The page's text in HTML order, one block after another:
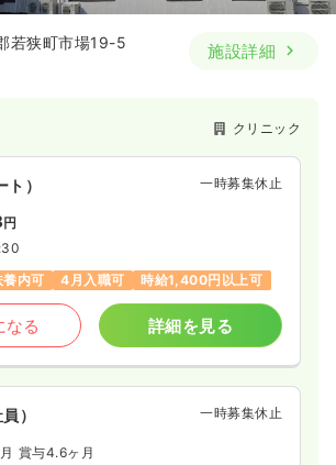
若狭町市場19-5
施設詳細
クリニック
） 一時募集休止
円
養内可 4月入職可 時給1,400円以上可
なる 詳細を見る
） 一時募集休止
賞与4.6ヶ月